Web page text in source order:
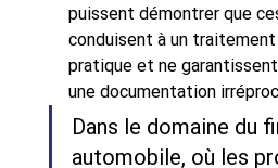
puissent démontrer que
conduisent à un
pratique et ne
une documentation
Dans le domaine du
automobile, où les